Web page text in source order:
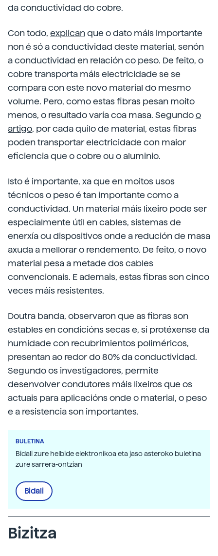
da conductividad do cobre.
Con todo, explicanque o dato máis importante
non é só a conductividad deste material, senón
a conductividad en relación co peso. De feito, o
cobre transporta máis electricidade se se
compara con este novo material do mesmo
volume. Pero, como estas fibras pesan moito
menos, o resultado varía coa masa. Segundoo
artigo, por cada quilo de material, estas fibras
poden transportar electricidade con maior
eficiencia que o cobre ou o aluminio.
Isto é importante, xa que en moitos usos
técnicos o peso é tan importante como a
conductividad. Un material máis lixeiro pode ser
especialmente útil en cables, sistemas de
enerxía ou dispositivos onde a redución de masa
axuda a mellorar o rendemento. De feito, o novo
material pesa a metade dos cables
convencionais. E ademais, estas fibras son cinco
veces máis resistentes.
Doutra banda, observaron que as fibras son
estables en condicións secas e, si protéxense da
humidade con recubrimientos poliméricos,
presentan ao redor do 80% da conductividad.
Segundo os investigadores, permite
desenvolver condutores máis lixeiros que os
actuais para aplicacións onde o material, o peso
e a resistencia son importantes.
BULETINA
Bidali zure helbide elektronikoa eta jaso asteroko buletina
zure sarrera-ontzian
Bidali
Bizitza